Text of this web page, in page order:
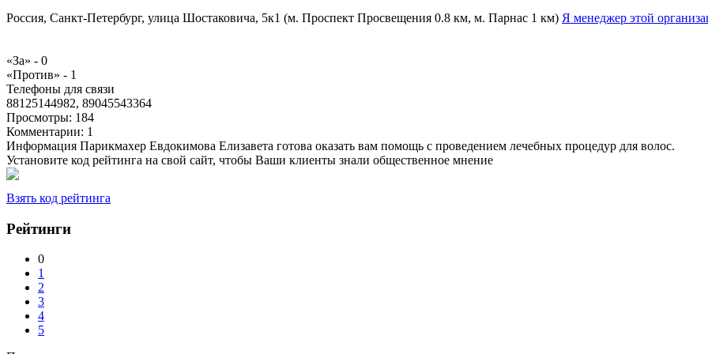
Россия, Санкт-Петербург, улица Шостаковича, 5к1 (м. Проспект Просвещения 0.8 км, м. Парнас 1 км) Я менеджер этой
«За» - 0
«Против» - 1
Телефоны для связи
88125144982, 89045543364
Просмотры: 184
Комментарии: 1
Информация Парикмахер Евдокимова Елизавета готова оказать вам помощь с проведением лечебных процедур для волос.
Установите код рейтинга на свой сайт, чтобы Ваши клиенты знали общественное мнение
Взять код рейтинга
Рейтинги
0
1
2
3
4
5